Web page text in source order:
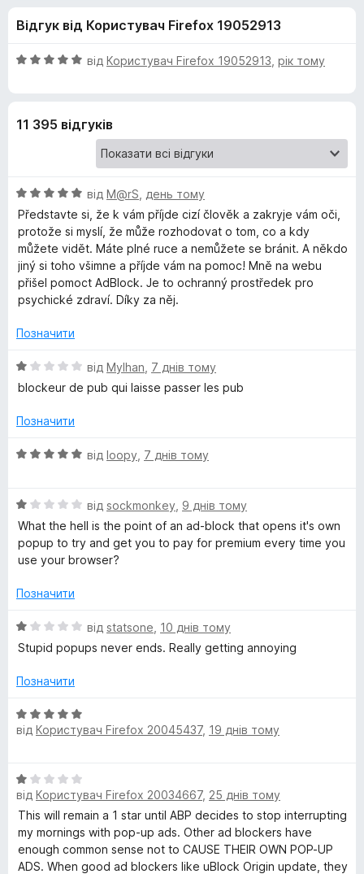
e
f
и
д
я
d
b
l
o
c
k
P
u
s
Відгук від Користувач Firefox 19052913
О
к
5
від Користувач Firefox 19052913 рік тому
11 395 відгуків
О
ц
н
к
а
5
5
від M@rS день тому
Představte si, že k vám příjde cizí člověk a zakryje vám oči,
protože si myslí, že může rozhodovat o tom, co a kdy
můžete vidět. Máte plné ruce a nemůžete se bránit. A někdo
jiný si toho všimne a příjde vám na pomoc! Mně na webu
přišel pomoct AdBlock. Je to ochranný prostředek pro
psychické zdraví. Díky za něj.
Позначити
О
ц
н
а
5
від Mylhan 7 днів тому
blockeur de pub qui laisse passer les pub
Позначити
О
н
к
а
5
5
від loopy 7 днів тому
О
ц
н
а
з
5
від sockmonkey 9 днів тому
What the hell is the point of an ad-block that opens it's own
popup to try and get you to pay for premium every time you
use your browser?
Позначити
О
ц
н
а
1
від statsone 10 днів тому
Stupid popups never ends. Really getting annoying
Позначити
О
ц
к
а
5
з
5
від Користувач Firefox 20045437, 19 днів тому
О
ц
н
к
а
від Користувач Firefox 20034667, 25 днів тому
This will remain a 1 star until ABP decides to stop interrupting
my mornings with pop-up ads. Other ad blockers have
enough common sense not to CAUSE THEIR OWN POP-UP
ADS. When good ad blockers like uBlock Origin update, they